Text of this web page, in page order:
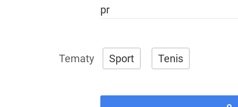
pr
Sport Tenis